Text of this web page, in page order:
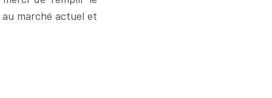
marché actuel et